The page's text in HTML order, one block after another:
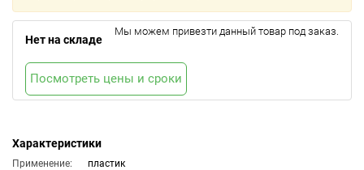
Характеристики
Применение:
пластик
Нет на складе
Мы можем привезти данный товар под заказ.
Посмотреть цены и сроки